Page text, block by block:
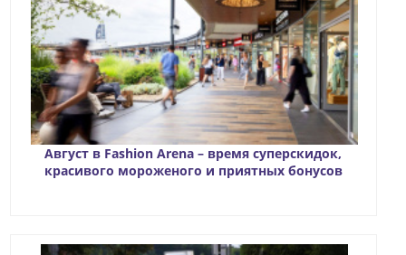
Август в Fashion Arena – время суперскидок,
красивого мороженого и приятных бонусов